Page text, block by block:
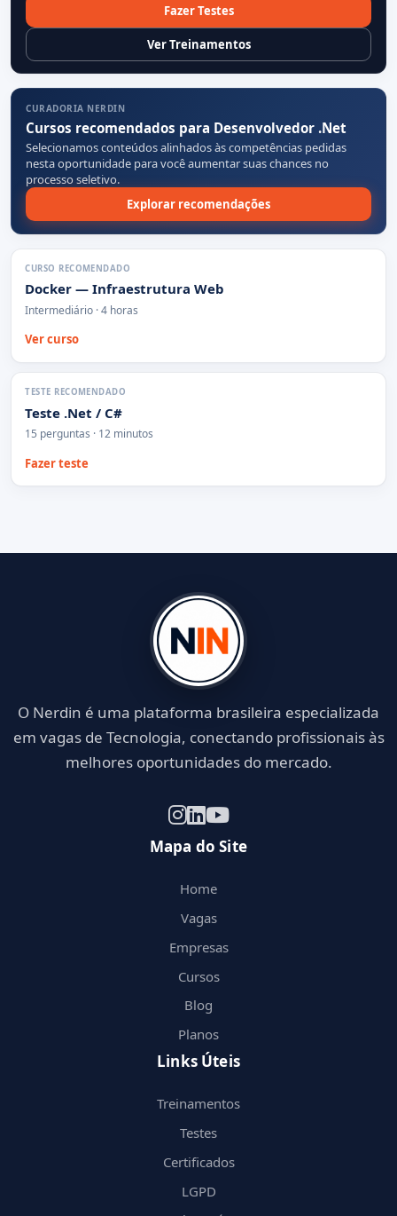
Fazer Testes
Ver Treinamentos
CURADORIA NERDIN
Cursos recomendados para Desenvolvedor .Net
Selecionamos conteúdos alinhados às competências pedidas
nesta oportunidade para você aumentar suas chances no
processo seletivo.
Explorar recomendações
CURSO RECOMENDADO
Docker — Infraestrutura Web
Intermediário · 4 horas
Ver curso
TESTE RECOMENDADO
Teste .Net / C#
15 perguntas · 12 minutos
Fazer teste
O Nerdin é uma plataforma brasileira especializada
em vagas de Tecnologia, conectando profissionais às
melhores oportunidades do mercado.
Mapa do Site
Home
Vagas
Empresas
Cursos
Blog
Planos
Links Úteis
Treinamentos
Testes
Certificados
LGPD